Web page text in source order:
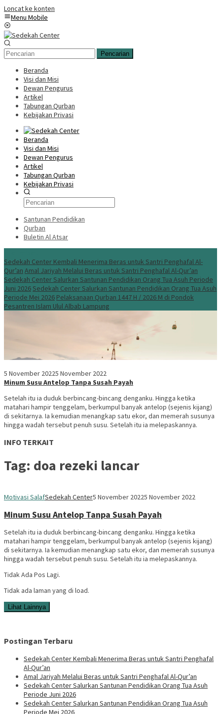
Loncat ke konten
Menu Mobile
Pencarian
Beranda
Visi dan Misi
Dewan Pengurus
Artikel
Tabungan Qurban
Kebijakan Privasi
Beranda
Visi dan Misi
Dewan Pengurus
Artikel
Tabungan Qurban
Kebijakan Privasi
Santunan Pendidikan
Qurban
Buletin Al Atsar
Sedekah Center Kembali Menerima Beras untuk Santri Penghafal Al-
Qur’an Amal Jariyah Melalui Beras untuk Santri Penghafal Al-Qur’an
Sedekah Center Salurkan Santunan Pendidikan Orang Tua Asuh Periode
Juni 2026Sedekah Center Salurkan Santunan Pendidikan Orang Tua Asuh
Periode Mei 2026 Pelaksanaan Qurban 1447 H / 2026 M di Pondok
Pesantren Islam Ulul Albab Lampung
5 November 20225 November 2022
Minum Susu Antelop Tanpa Susah Payah
Setelah itu ia duduk berbincang-bincang denganku. Hingga ketika
matahari hampir tenggelam, berkumpul banyak antelop (sejenis kijang)
di sekitarnya. Ia kemudian menangkap satu ekor, dan memerah susunya
hingga wadah tersebut penuh susu. Setelah itu ia melepaskannya.
INFO TERKAIT
Tag: doa rezeki lancar
Motivasi SalafSedekah Center5 November 20225 November 2022
Minum Susu Antelop Tanpa Susah Payah
Setelah itu ia duduk berbincang-bincang denganku. Hingga ketika
matahari hampir tenggelam, berkumpul banyak antelop (sejenis kijang)
di sekitarnya. Ia kemudian menangkap satu ekor, dan memerah susunya
hingga wadah tersebut penuh susu. Setelah itu ia melepaskannya.
Tidak Ada Pos Lagi.
Tidak ada laman yang di load.
Lihat Lainnya
Postingan Terbaru
Sedekah Center Kembali Menerima Beras untuk Santri Penghafal
Al-Qur’an
Amal Jariyah Melalui Beras untuk Santri Penghafal Al-Qur’an
Sedekah Center Salurkan Santunan Pendidikan Orang Tua Asuh
Periode Juni 2026
Sedekah Center Salurkan Santunan Pendidikan Orang Tua Asuh
Periode Mei 2026